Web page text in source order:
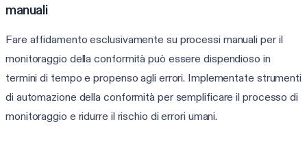
manuali
Fare affidamento esclusivamente su processi manuali per il
monitoraggio della conformità può essere dispendioso in
termini di tempo e propenso agli errori. Implementate strumenti
di automazione della conformità per semplificare il processo di
monitoraggio e ridurre il rischio di errori umani.